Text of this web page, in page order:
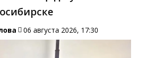
06 августа 2026, 17:30